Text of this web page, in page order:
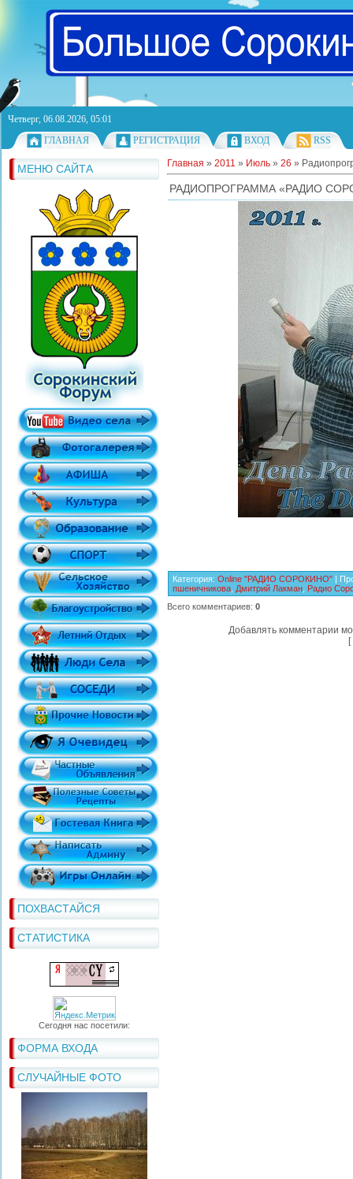
Четверг, 06.08.2026, 05:01
ГЛАВНАЯ
РЕГИСТРАЦИЯ ВХОД RSS
МЕНЮ САЙТА
ПОХВАСТАЙСЯ
СТАТИСТИКА
Сегодня нас посетили:
ФОРМА ВХОДА
СЛУЧАЙНЫЕ ФОТО
Главная » 2011 » Июль » 26 »
РАДИОПРОГРАММА «РАДИО
Категория: Online "РАДИО СОРОКИНО" |
пшеничникова Дмитрий Лакман Радио
Всего комментариев: 0
Добавлять комментарии
[